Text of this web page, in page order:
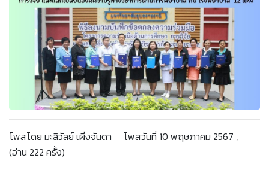
โพสโดย มะลิวัลย์ เผิ่งจันดา โพสวันที่ 10 พฤษภาคม 2567 ,
(อ่าน 222 ครั้ง)